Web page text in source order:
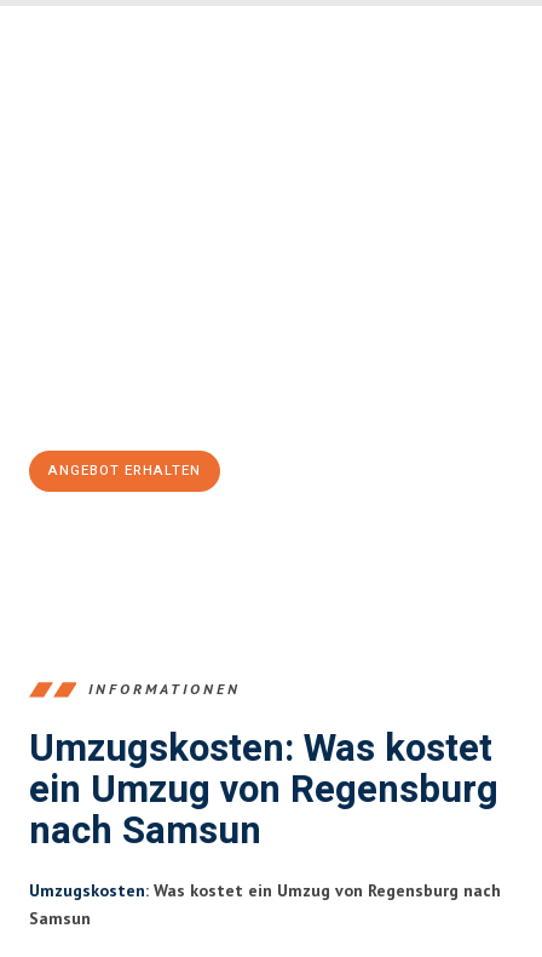
ANGEBOT ERHALTEN
INFORMATIONEN
Umzugskosten: Was kostet
ein Umzug von Regensburg
nach Samsun
Umzugskosten: Was kostet ein Umzug von Regensburg nach
Samsun